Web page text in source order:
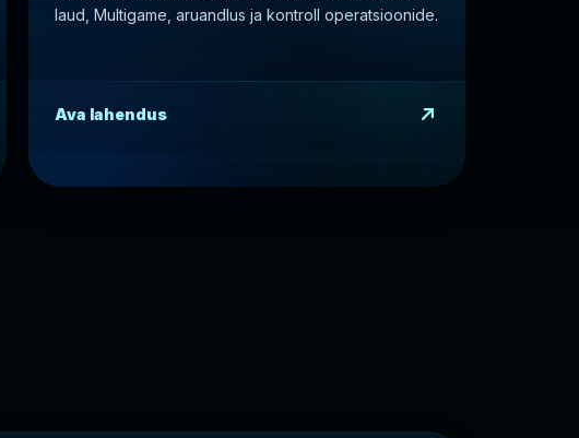
laud, Multigame, aruandlus ja kontroll operatsioonide.
Ava lahendus